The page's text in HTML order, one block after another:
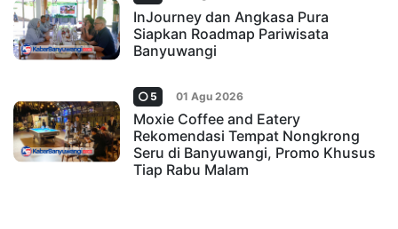
InJourney dan Angkasa Pura
Siapkan Roadmap Pariwisata
Banyuwangi
5 01 Agu 2026
Moxie Coffee and Eatery
Rekomendasi Tempat Nongkrong
Seru di Banyuwangi, Promo Khusus
Tiap Rabu Malam